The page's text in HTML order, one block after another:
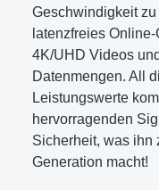
Geschwindigkeit
latenzfreies
4K/UHD Videos
Datenmengen. All
Leistungswerte
hervorragenden
Sicherheit, was ihn
Generation macht!